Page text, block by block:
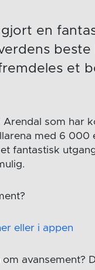
en
et
som har
med 6
fantastisk
eller i appen
avansement?